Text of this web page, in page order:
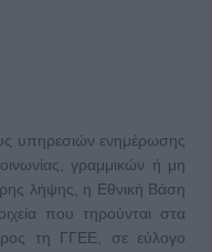
υπηρεσιών ενημέρωσης
γραμμικών ή μη
λήψης, η Εθνική Βάση
που τηρούνται στα
τη ΓΓΕΕ, σε εύλογο